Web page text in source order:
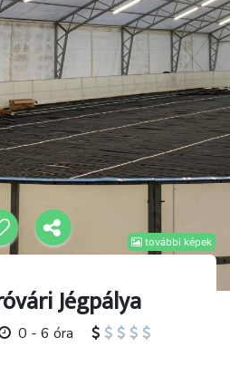
további képek
Jégpálya
0 - 6 óra